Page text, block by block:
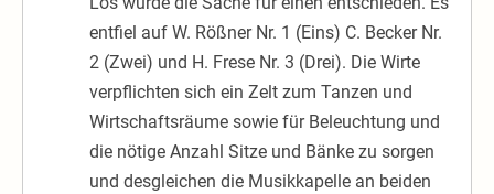
entfiel auf W. Rößner Nr. 1 (Eins) C. Becker Nr.
2 (Zwei) und H. Frese Nr. 3 (Drei). Die Wirte
verpflichten sich ein Zelt zum Tanzen und
Wirtschaftsräume sowie für Beleuchtung und
die nötige Anzahl Sitze und Bänke zu sorgen
und desgleichen die Musikkapelle an beiden